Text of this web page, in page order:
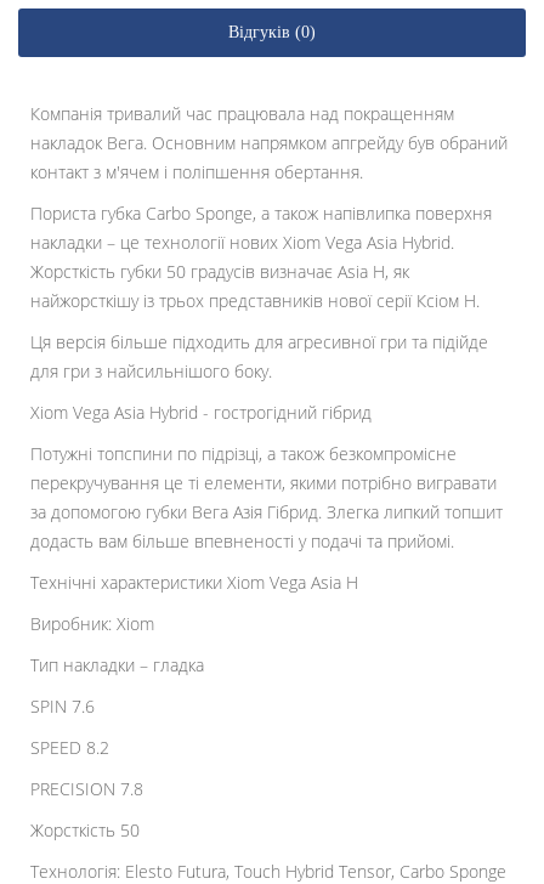
Відгуків (0)
Компанія тривалий час працювала над покращенням
накладок Вега. Основним напрямком апгрейду був обраний
контакт з м'ячем і поліпшення обертання.
Пориста губка Carbo Sponge, а також напівлипка поверхня
накладки – це технології нових Xiom Vega Asia Hybrid.
Жорсткість губки 50 градусів визначає Asia H, як
найжорсткішу із трьох представників нової серії Ксіом H.
Ця версія більше підходить для агресивної гри та підійде
для гри з найсильнішого боку.
Xiom Vega Asia Hybrid - гострогідний гібрид
Потужні топспини по підрізці, а також безкомпромісне
перекручування це ті елементи, якими потрібно вигравати
за допомогою губки Вега Азія Гібрид. Злегка липкий топшит
додасть вам більше впевненості у подачі та прийомі.
Технічні характеристики Xiom Vega Asia H
Виробник: Xiom
Тип накладки – гладка
SPIN 7.6
SPEED 8.2
PRECISION 7.8
Жорсткість 50
Технологія: Elesto Futura, Touch Hybrid Tensor, Carbo Sponge